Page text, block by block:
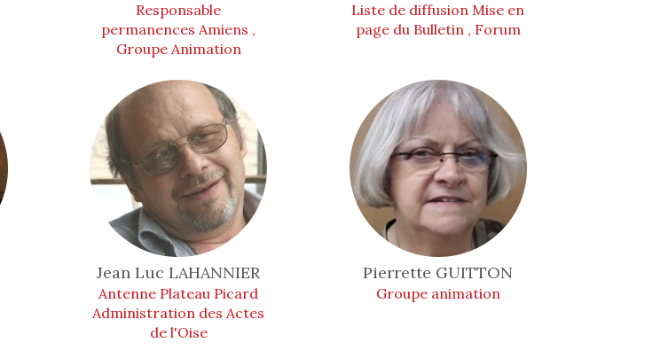
Responsable
permanences Amiens ,
Groupe Animation
Liste de diffusion Mise en
page du Bulletin , Forum
Jean LucLAHANNIER
Antenne Plateau Picard
Administration des Actes
de l'Oise
Pierrette GUITTON
Groupe animation